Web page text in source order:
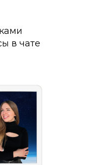
в чате